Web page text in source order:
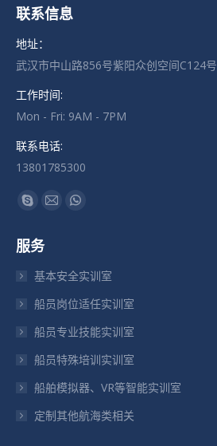
联系信息
地址：
武汉市中山路856号紫阳众创空间C124号
工作时间:
Mon - Fri: 9AM - 7PM
联系电话:
13801785300
找到我们：
Skype
在
新
口
中
打
Mail
新
口
中
打
Whatsapp
新
口
中
打
服务
基本安全实训室
船员岗位适任实训室
船员专业技能实训室
船员特殊培训实训室
船舶模拟器、VR等智能实训室
定制其他航海类相关